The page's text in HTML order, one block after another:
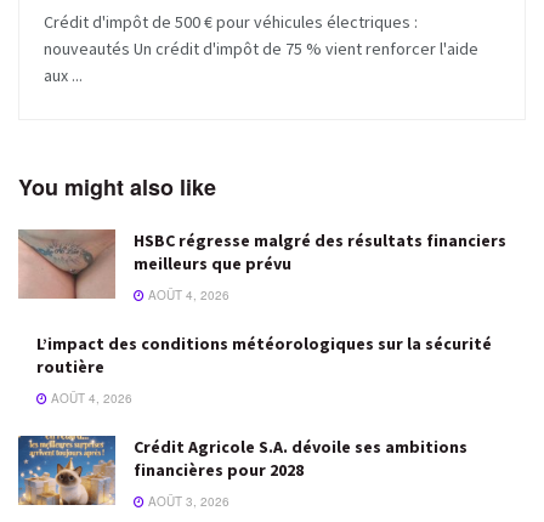
Crédit d'impôt de 500 € pour véhicules électriques :
nouveautés Un crédit d'impôt de 75 % vient renforcer l'aide
aux ...
You might also like
HSBC régresse malgré des résultats financiers
meilleurs que prévu
AOÛT 4, 2026
L’impact des conditions météorologiques sur la sécurité
routière
AOÛT 4, 2026
Crédit Agricole S.A. dévoile ses ambitions
financières pour 2028
AOÛT 3, 2026